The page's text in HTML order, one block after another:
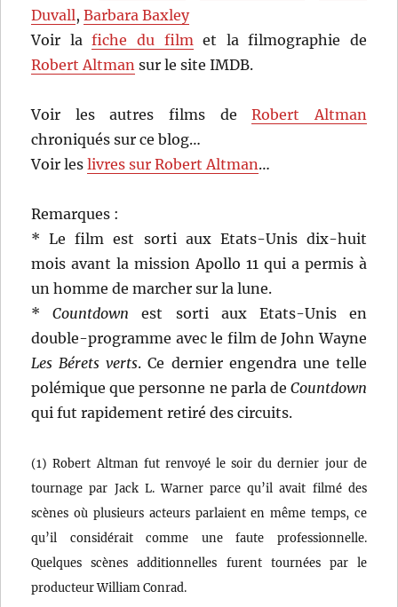
Duvall,Barbara Baxley
Voir lafiche du film et la filmographie de
Robert Altman sur le site IMDB.
Voir les autres films deRobert Altman
chroniqués sur ce blog…
Voir leslivres sur Robert Altman…
Remarques :
* Le film est sorti aux Etats-Unis dix-huit
mois avant la mission Apollo 11 qui a permis à
un homme de marcher sur la lune.
*Countdown est sorti aux Etats-Unis en
double-programme avec le film de John Wayne
Les Bérets verts. Ce dernier engendra une telle
polémique que personne ne parla de Countdown
qui fut rapidement retiré des circuits.
(1) Robert Altman fut renvoyé le soir du dernier jour de
tournage par Jack L. Warner parce qu’il avait filmé des
scènes où plusieurs acteurs parlaient en même temps, ce
qu’il considérait comme une faute professionnelle.
Quelques scènes additionnelles furent tournées par le
producteur William Conrad.